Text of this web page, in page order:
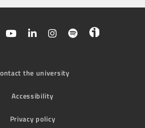
the university
Accessibility
Privacy policy